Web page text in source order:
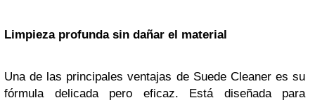
Limpieza profunda sin dañar el material
Una de las principales ventajas de Suede Cleaner es su
fórmula delicada pero eficaz. Está diseñada para